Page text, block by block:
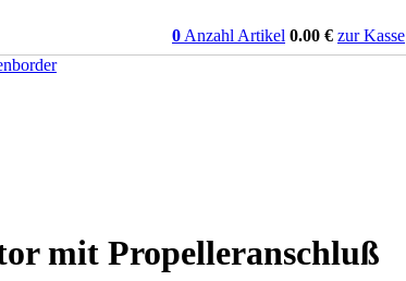
0 Anzahl Artikel 0.00 € zur Kasse
mit Propelleranschluß